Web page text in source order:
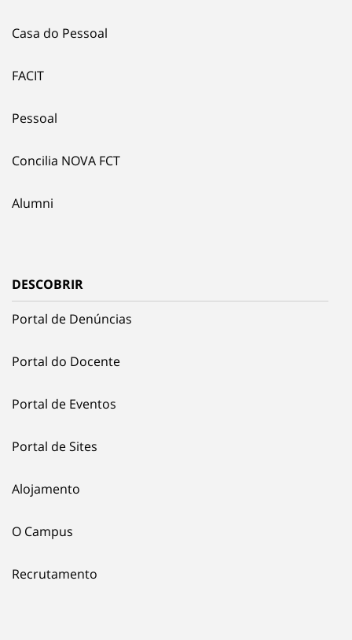
Casa do Pessoal
FACIT
Pessoal
Concilia NOVA FCT
Alumni
DESCOBRIR
Portal de Denúncias
Portal do Docente
Portal de Eventos
Portal de Sites
Alojamento
O Campus
Recrutamento